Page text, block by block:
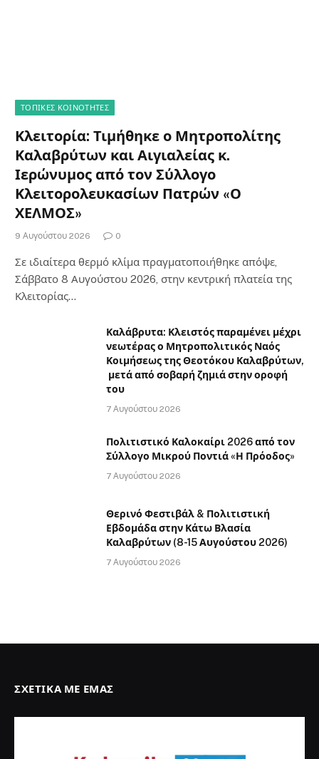
ΤΟΠΙΚΈΣ ΚΟΙΝΌΤΗΤΕΣ
Κλειτορία: Τιμήθηκε ο Μητροπολίτης
Καλαβρύτων και Αιγιαλείας κ.
Ιερώνυμος από τον Σύλλογο
Κλειτορολευκασίων Πατρών «Ο
ΧΕΛΜΟΣ»
9 Αυγούστου 2026 0
Σε ιδιαίτερα θερμό κλίμα πραγματοποιήθηκε απόψε,
Σάββατο 8 Αυγούστου 2026, στην κεντρική πλατεία της
Κλειτορίας…
Καλάβρυτα: Κλειστός παραμένει μέχρι
νεωτέρας ο Μητροπολιτικός Ναός
Κοιμήσεως της Θεοτόκου Καλαβρύτων,
μετά από σοβαρή ζημιά στην οροφή
του
7 Αυγούστου 2026
Πολιτιστικό Καλοκαίρι 2026 από τον
Σύλλογο Μικρού Ποντιά «Η Πρόοδος»
7 Αυγούστου 2026
Θερινό Φεστιβάλ & Πολιτιστική
Εβδομάδα στην Κάτω Βλασία
Καλαβρύτων (8-15 Αυγούστου 2026)
7 Αυγούστου 2026
ΣΧΕΤΙΚΆ ΜΕ ΕΜΆΣ